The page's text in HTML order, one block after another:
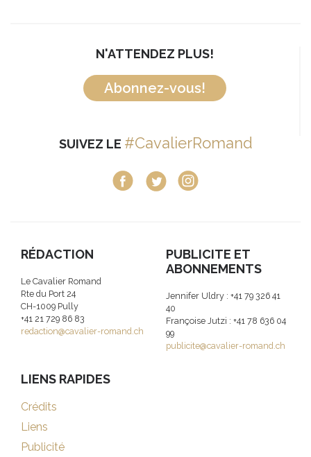
N'ATTENDEZ PLUS!
Abonnez-vous!
SUIVEZ LE #CavalierRomand
RÉDACTION
Le Cavalier Romand
Rte du Port 24
CH-1009 Pully
+41 21 729 86 83
redaction@cavalier-romand.ch
PUBLICITE ET
ABONNEMENTS
Jennifer Uldry : +41 79 326 41
40
Françoise Jutzi : +41 78 636 04
99
publicite@cavalier-romand.ch
LIENS RAPIDES
Crédits
Liens
Publicité